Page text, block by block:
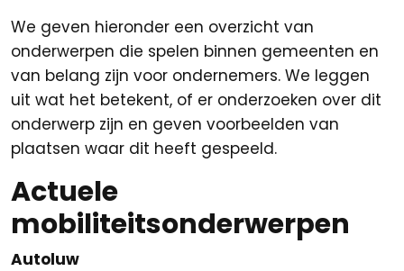
We geven hieronder een overzicht van
onderwerpen die spelen binnen gemeenten en
van belang zijn voor ondernemers. We leggen
uit wat het betekent, of er onderzoeken over dit
onderwerp zijn en geven voorbeelden van
plaatsen waar dit heeft gespeeld.
Actuele
mobiliteitsonderwerpen
Autoluw